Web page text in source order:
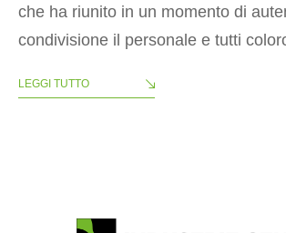
che ha riunito in un momento di
condivisione il personale e tutti
LEGGI TUTTO